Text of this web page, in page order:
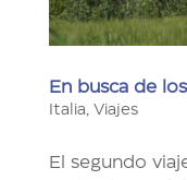
En busca de
Italia Viajes
El segundo